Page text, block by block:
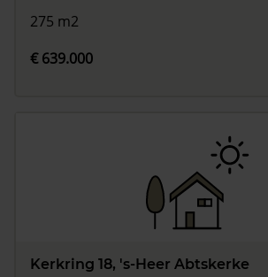
275 m2
€ 639.000
Kerkring 18, 's-Heer Abtskerke